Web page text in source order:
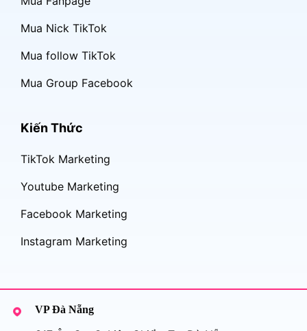
Mua Nick TikTok
Mua follow TikTok
Mua Group Facebook
Kiến Thức
TikTok Marketing
Youtube Marketing
Facebook Marketing
Instagram Marketing
VP Đà Nẵng